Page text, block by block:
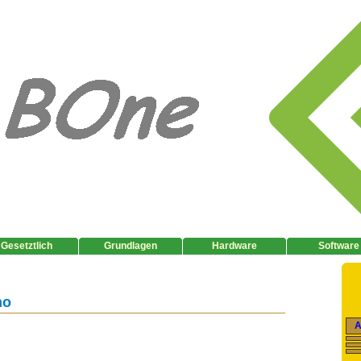
Software
Hardware
Grundlagen
Gesetztlich